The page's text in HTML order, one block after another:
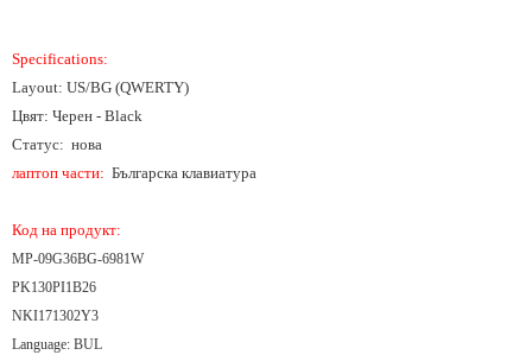
Specifications:
Layout: US/BG (QWERTY)
Цвят: Черен - Black
Статус: нова
лаптоп части: Българска клавиатура
Код на продукт:
MP-09G36BG-6981W
PK130PI1B26
NKI171302Y3
Language: BUL